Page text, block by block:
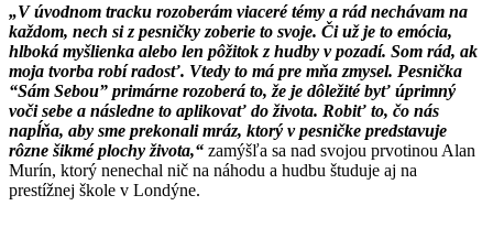
„V úvodnom tracku rozoberám viaceré témy a rád nechávam na
každom, nech si z pesničky zoberie to svoje. Či už je to emócia,
hlboká myšlienka alebo len pôžitok z hudby v pozadí. Som rád, ak
moja tvorba robí radosť. Vtedy to má pre mňa zmysel. Pesnička
“Sám Sebou” primárne rozoberá to, že je dôležité byť úprimný
voči sebe a následne to aplikovať do života. Robiť to, čo nás
napĺňa, aby sme prekonali mráz, ktorý v pesničke predstavuje
rôzne šikmé plochy života,“ zamýšľa sa nad svojou prvotinou Alan
Murín, ktorý nenechal nič na náhodu a hudbu študuje aj na
prestížnej škole v Londýne.